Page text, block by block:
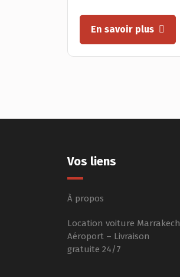
En savoir plus
Vos liens
À propos
Location voiture Marrakech
Aéroport – Livraison
gratuite 24/7